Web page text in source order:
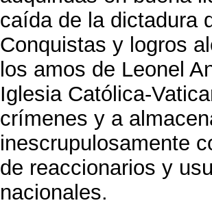
caída de la dictadura
Conquistas y logros
los amos de Leonel
Iglesia Católica-
crímenes y a
inescrupulosamente
de reaccionarios y
nacionales.